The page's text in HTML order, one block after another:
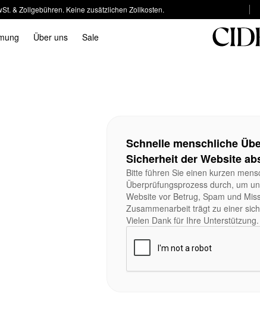
& Zollgebühren. Keine zusätzlichen Zollkosten.
Über uns Sale
Schnelle menschliche
Sicherheit der Website
Bitte führen Sie einen kurzen
Überprüfungsprozess durch, um
Website vor Betrug, Spam und
Zusammenarbeit trägt zu einer
Vielen Dank für Ihre Unterstützung.